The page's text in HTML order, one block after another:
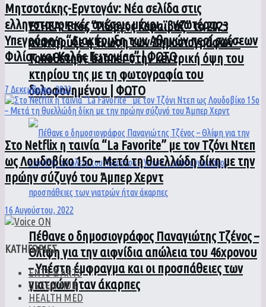
ΕΣΗΕΑ: Έτος “Γιώργος Καραϊβάζ” το 2023
ανακήρυξε η Ένωση των Δημοσιογράφων –
Τοποθέτησε banner στην κεντρική όψη του
κτηρίου της με τη φωτογραφία του
δολοφονημένου | ΦΩΤΟ
Πέθανε ο δημοσιογράφος Παναγιώτης Τζένος –
Θλίψη για την αιφνίδια απώλεια του 46χρονου
– Υπέστη έμφραγμα και οι προσπάθειες των
γιατρών ήταν άκαρπες
Μητσοτάκης-Ερντογάν: Νέα σελίδα στις
ελληνοτουρκικές σχέσεις μέχρι… νεωτέρας –
Υπεγράφη η “Διακήρυξη των Αθηνών περί σχέσεων
Φιλίας και Καλής Γειτονίας” | ΦΩΤΟ
7 Δεκεμβρίου, 2023
Στο Netflix η ταινία “La Favorite” με τον Τζόνι Ντεπ
ως Λουδοβίκο 15ο – Μετά τη θυελλώδη δίκη με την
πρώην σύζυγό του Άμπερ Χερντ
16 Αυγούστου, 2022
ΚΑΤΗΓΟΡΙΕΣ
ENTS & ARTS
GREEN HUB
HEALTH MED